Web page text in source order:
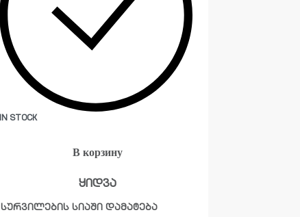
IN STOCK
В корзину
ყიდვა
სურვილების სიაში დამატება